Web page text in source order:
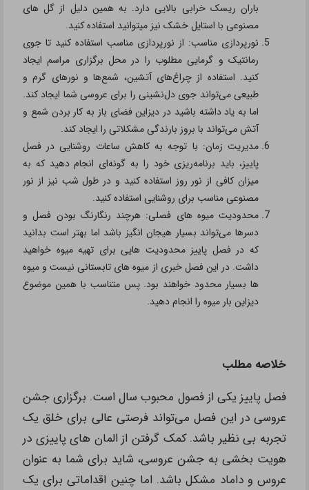
باران ریسک خرابی بالایی دارد. به همین دلیل از گل های
مصنوعی با استایل خشک نیز میتوانید استفاده کنید.
نورپردازی مناسب: از نورپردازی مناسب استفاده کنید تا جوی
رمانتیک و گرمایی مطلوب را در محل برگزاری مراسم ایجاد
کنید. استفاده از چراغ‌های آتشین، شمع‌ها و نورهای گرم و
طبیعی می‌تواند جوی دل‌نشینی را برای عروسی شما ایجاد کند.
اما به یاد داشته باشید در دیزاین فضای باز به کار بردن شمع و
آتش می‌تواند با بروز بارندگی مشکلاتی را ایجاد کند.
مدیریت زمان: با توجه به کاهش ساعات روشنایی در فصل
پاییز، باید برنامه‌ریزی خود را به گونه‌ای انجام دهید که به
میزان کافی از نور روز استفاده کنید و در طول شب نیز از نور
مصنوعی مناسب برای روشنایی استفاده کنید.
محدودیت میوه های فصلی: هرچند رنگارنگ بودن فصل و
دسرها می‌تواند بسیار هیجان انگیز باشد اما بهتر است بدانید
که در فصل پاییز محدودیت هایی برای تهیه میوه خواهید
داشت. در این فصل خبری از میوه های تابستانی نیست و میوه
ها بسیار محدود خواهند بود. پس متناسب با همین موضوع
دیزاین بار میوه را انجام دهید.
خلاصه مطلب
فصل پاییز یکی از فصول محبوب سال است. برگزاری جشن
عروسی در این فصل می‌تواند فرصتی عالی برای خلق یک
تجربه بی نظیر باشد. کمک گرفتن از المان های پاییزی در
هویت بخشی به جشن عروسی، شاید برای شما به عنوان
عروس و داماد مشکل باشد. اما چنین اقداماتی برای یک